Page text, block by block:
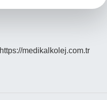
https://medikalkolej.com.tr